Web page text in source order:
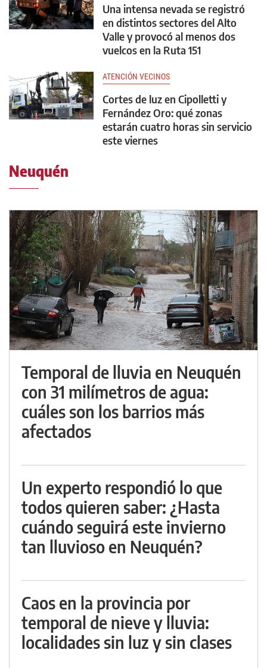
Una intensa nevada se registró
en distintos sectores del Alto
Valle y provocó al menos dos
vuelcos en la Ruta 151
ATENCIÓN VECINOS
Cortes de luz en Cipolletti y
Fernández Oro: qué zonas
estarán cuatro horas sin servicio
este viernes
Neuquén
Temporal de lluvia en Neuquén
con 31 milímetros de agua:
cuáles son los barrios más
afectados
Un experto respondió lo que
todos quieren saber: ¿Hasta
cuándo seguirá este invierno
tan lluvioso en Neuquén?
Caos en la provincia por
temporal de nieve y lluvia:
localidades sin luz y sin clases